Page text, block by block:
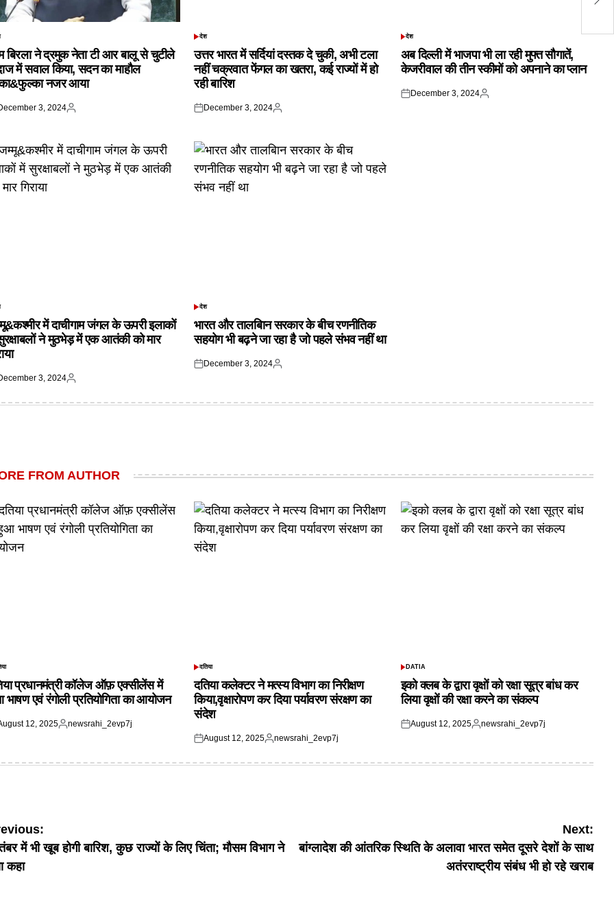
बिरला ने द्रमुक नेता टी आर बालू से चुटीले
में सवाल किया, सदन का माहौल
नजर आया
3, 2024
Posted
POSTED
देश
उत्तर भारत में सर्दियां दस्तक दे चुकी, अभी टला
नहीं चक्रवात फेंगल का खतरा, कई राज्यों में हो
रही बारिश
Posted
December 3, 2024
Posted
POSTED
देश
अब दिल्ली में भाजपा भी ला रही मुफ्त सौगातें,
केजरीवाल की तीन स्कीमों को अपनाने का प्लान
Posted
December 3, 2024
Posted
में दाचीगाम जंगल के ऊपरी इलाकों
ने मुठभेड़ में एक आतंकी को मार
3, 2024
Posted
POSTED
देश
भारत और तालबिान सरकार के बीच रणनीतिक
सहयोग भी बढ़ने जा रहा है जो पहले संभव नहीं था
Posted
December 3, 2024
Posted
FROM AUTHOR
प्रधानमंत्री कॉलेज ऑफ़ एक्सीलेंस में
एवं रंगोली प्रतियोगिता का आयोजन
12, 2025
Posted
newsrahi_2evp7j
POSTED
दतिया
दतिया कलेक्टर ने मत्स्य विभाग का निरीक्षण
किया,वृक्षारोपण कर दिया पर्यावरण संरक्षण का
संदेश
Posted
August 12, 2025
Posted
newsrahi_2evp7j
POSTED
DATIA
इको क्लब के द्वारा वृक्षों को रक्षा सूत्र बांध कर
लिया वृक्षों की रक्षा करने का संकल्प
Posted
August 12, 2025
Posted
newsrahi_2evp7j
में भी खूब होगी बारिश, कुछ राज्यों के लिए चिंता; मौसम विभाग ने
कहा
Next:
बांग्लादेश की आंतरिक स्थिति के अलावा भारत समेत दूसरे देशों के साथ
अतंरराष्ट्रीय संबंध भी हो रहे खराब